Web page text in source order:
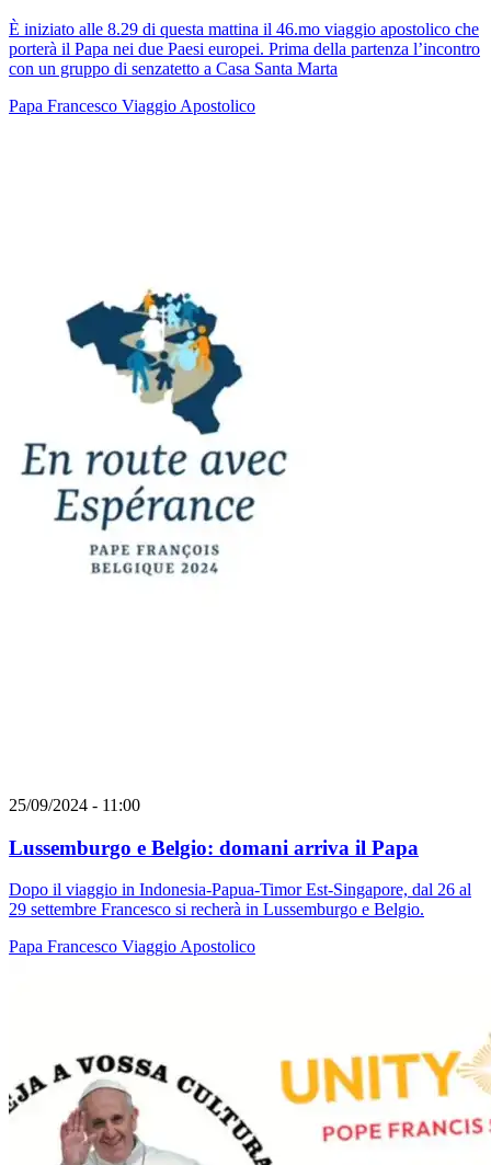
È iniziato alle 8.29 di questa mattina il 46.mo viaggio apostolico che
porterà il Papa nei due Paesi europei. Prima della partenza l’incontro
con un gruppo di senzatetto a Casa Santa Marta
Papa Francesco Viaggio Apostolico
25/09/2024 - 11:00
Lussemburgo e Belgio: domani arriva il Papa
Dopo il viaggio in Indonesia-Papua-Timor Est-Singapore, dal 26 al
29 settembre Francesco si recherà in Lussemburgo e Belgio.
Papa Francesco Viaggio Apostolico